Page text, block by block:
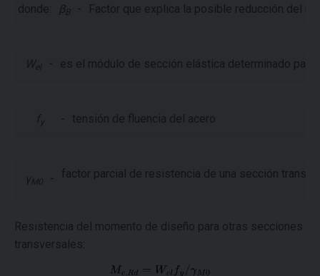
donde: βB - Factor que explica la posible reducción del
Wel - es el módulo de sección elástica determinado para
fy - tensión de fluencia del acero
γ M0 - factor parcial de resistencia de una sección
Resistencia del momento de diseño para otras secciones
transversales: